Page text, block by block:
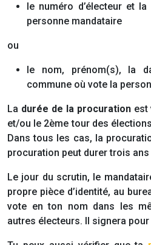
le numéro d’électeur et
personne mandataire
ou
le nom, prénom(s), la
commune où vote la
La durée de la procurationest
et/ou le 2ème tour des
Dans tous les cas, la
procuration peut durer trois ans
Le jour du scrutin, le
propre pièce d’identité, au
vote en ton nom dans les
autres électeurs. Il signera